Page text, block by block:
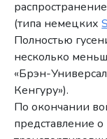
(типа немецких
Полностью
несколько
«Брэн-
Кенгуру»).
По окончании
представление